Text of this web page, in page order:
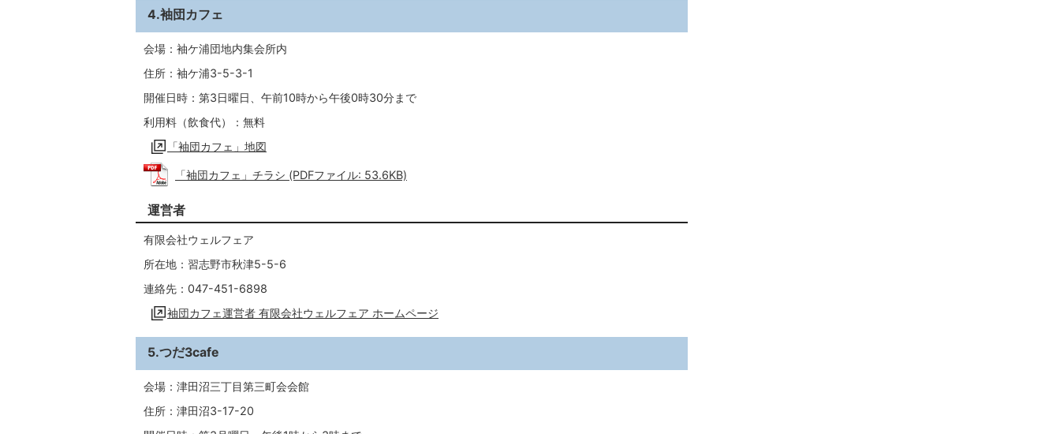
4.袖団カフェ
会場：袖ケ浦団地内集会所内
住所：袖ケ浦3-5-3-1
開催日時：第3日曜日、午前10時から午後0時30分まで
利用料（飲食代）：無料
「袖団カフェ」地図
「袖団カフェ」チラシ (PDFファイル: 53.6KB)
運営者
有限会社ウェルフェア
所在地：習志野市秋津5-5-6
連絡先：047-451-6898
袖団カフェ運営者 有限会社ウェルフェア ホームページ
5.つだ3cafe
会場：津田沼三丁目第三町会会館
住所：津田沼3-17-20